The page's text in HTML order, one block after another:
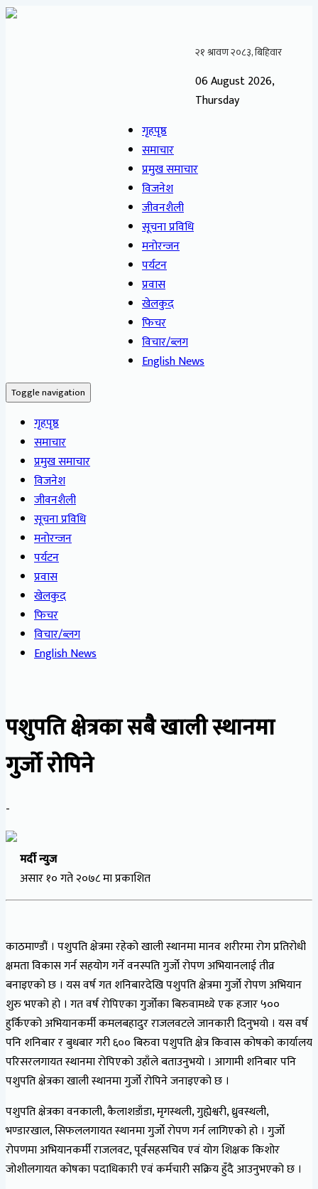
06 August 2026,
Thursday
गृहपृष्ठ
समाचार
प्रमुख समाचार
विजनेश
जीवनशैली
सूचना प्रविधि
मनोरन्जन
पर्यटन
प्रवास
खेलकुद
फिचर
विचार/ब्लग
English News
Toggle navigation
गृहपृष्ठ
समाचार
प्रमुख समाचार
विजनेश
जीवनशैली
सूचना प्रविधि
मनोरन्जन
पर्यटन
प्रवास
खेलकुद
फिचर
विचार/ब्लग
English News
पशुपति क्षेत्रका सबै खाली स्थानमा
गुर्जो रोपिने
-
मर्दी न्युज
असार १० गते २०७८ मा प्रकाशित
काठमाण्डौं । पशुपति क्षेत्रमा रहेको खाली स्थानमा मानव शरीरमा रोग प्रतिरोधी
क्षमता विकास गर्न सहयोग गर्ने वनस्पति गुर्जो रोपण अभियानलाई तीव्र
बनाइएको छ । यस वर्ष गत शनिबारदेखि पशुपति क्षेत्रमा गुर्जो रोपण अभियान
शुरु भएको हो । गत वर्ष रोपिएका गुर्जोका बिरुवामध्ये एक हजार ५००
हुर्किएको अभियानकर्मी कमलबहादुर राजलवटले जानकारी दिनुभयो । यस वर्ष
पनि शनिबार र बुधबार गरी ६०० बिरुवा पशुपति क्षेत्र किवास कोषको कार्यालय
परिसरलगायत स्थानमा रोपिएको उहाँले बताउनुभयो । आगामी शनिबार पनि
पशुपति क्षेत्रका खाली स्थानमा गुर्जो रोपिने जनाइएको छ ।
पशुपति क्षेत्रका वनकाली, कैलाशडाँडा, मृगस्थली, गुह्येश्वरी, ध्रुवस्थली,
भण्डारखाल, सिफललगायत स्थानमा गुर्जो रोपण गर्न लागिएको हो । गुर्जो
रोपणमा अभियानकर्मी राजलवट, पूर्वसहसचिव एवं योग शिक्षक किशोर
जोशीलगायत कोषका पदाधिकारी एवं कर्मचारी सक्रिय हुँदै आउनुभएको छ ।